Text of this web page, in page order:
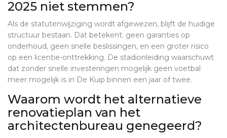
2025 niet stemmen?
Als de statutenwijziging wordt afgewezen, blijft de huidige
structuur bestaan. Dat betekent: geen garanties op
onderhoud, geen snelle beslissingen, en een groter risico
op een licentie-onttrekking. De stadionleiding waarschuwt
dat zonder snelle investeringen mogelijk geen voetbal
meer mogelijk is in De Kuip binnen een jaar of twee.
Waarom wordt het alternatieve
renovatieplan van het
architectenbureau genegeerd?